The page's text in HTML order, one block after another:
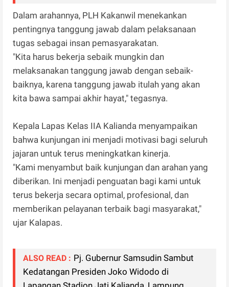
Dalam arahannya, PLH Kakanwil menekankan
pentingnya tanggung jawab dalam pelaksanaan
tugas sebagai insan pemasyarakatan.
"Kita harus bekerja sebaik mungkin dan
melaksanakan tanggung jawab dengan sebaik-
baiknya, karena tanggung jawab itulah yang akan
kita bawa sampai akhir hayat," tegasnya.
Kepala Lapas Kelas IIA Kalianda menyampaikan
bahwa kunjungan ini menjadi motivasi bagi seluruh
jajaran untuk terus meningkatkan kinerja.
"Kami menyambut baik kunjungan dan arahan yang
diberikan. Ini menjadi penguatan bagi kami untuk
terus bekerja secara optimal, profesional, dan
memberikan pelayanan terbaik bagi masyarakat,"
ujar Kalapas.
ALSO READ : Pj. Gubernur Samsudin Sambut
Kedatangan Presiden Joko Widodo di